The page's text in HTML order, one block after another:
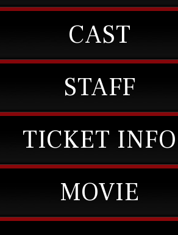
CAST
STAFF
TICKET INFO
MOVIE